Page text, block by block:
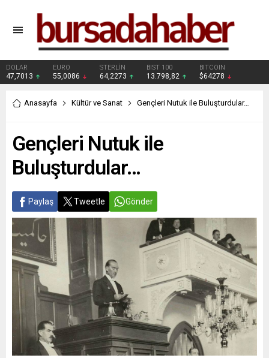
DOLAR
47,7013
EURO
55,0086
STERLİN
64,2273
BIST 100
13.798,82
BITCOIN
$64278
Anasayfa Kültür ve Sanat Gençleri Nutuk ile Buluşturdular…
Gençleri Nutuk ile
Buluşturdular…
Paylaş Tweetle Gönder